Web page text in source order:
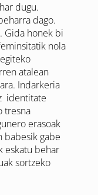
dugu.
dago.
Gida honek bi
nola
atalean
Indarkeria
identitate
tresna
erasoak
babesik gabe
eskatu behar
sortzeko